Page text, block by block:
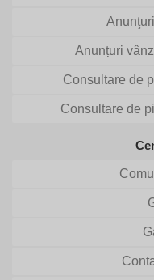
Anunțuri
Consultare de
Consultare de